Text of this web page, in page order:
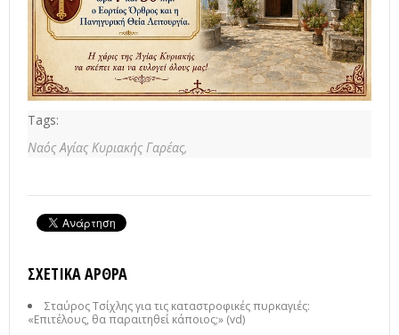
Tags:
Ναός Αγίας Κυριακής Γαρέας,
ΣΧΕΤΙΚΆ ΆΡΘΡΑ
Σταύρος Τσίχλης για τις καταστροφικές πυρκαγιές:
«Επιτέλους, θα παραιτηθεί κάποιος;» (vd)